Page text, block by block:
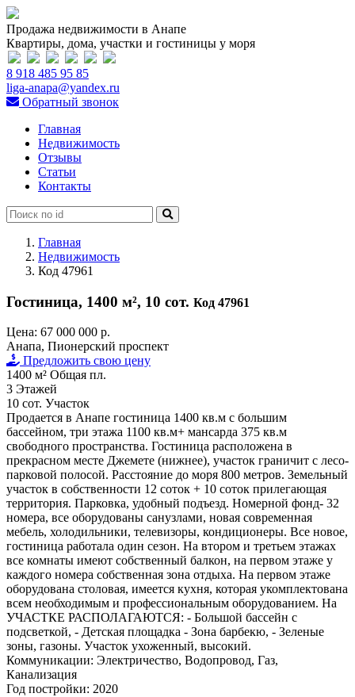
Продажа недвижимости в Анапе
Квартиры, дома, участки и гостиницы у моря
8 918 485 95 85
liga-anapa@yandex.ru
Обратный звонок
Главная
Недвижимость
Отзывы
Статьи
Контакты
Главная
Недвижимость
Код 47961
Гостиница, 1400 м², 10 сот. Код 47961
Цена: 67 000 000 р.
Анапа, Пионерский проспект
Предложить свою цену
1400 м² Общая пл.
3 Этажей
10 сот. Участок
Продается в Анапе гостиница 1400 кв.м с большим
бассейном, три этажа 1100 кв.м+ мансарда 375 кв.м
свободного пространства. Гостиница расположена в
прекрасном месте Джемете (нижнее), участок граничит с лесо-
парковой полосой. Расстояние до моря 800 метров. Земельный
участок в собственности 12 соток + 10 соток прилегающая
территория. Парковка, удобный подъезд. Номерной фонд- 32
номера, все оборудованы санузлами, новая современная
мебель, холодильники, телевизоры, кондиционеры. Все новое,
гостиница работала один сезон. На втором и третьем этажах
все комнаты имеют собственный балкон, на первом этаже у
каждого номера собственная зона отдыха. На первом этаже
оборудована столовая, имеется кухня, которая укомплектована
всем необходимым и профессиональным оборудованием. На
УЧАСТКЕ РАСПОЛАГАЮТСЯ: - Большой бассейн с
подсветкой, - Детская площадка - Зона барбекю, - Зеленые
зоны, газоны. Участок ухоженный, высокий.
Коммуникации: Электричество, Водопровод, Газ,
Канализация
Год постройки: 2020